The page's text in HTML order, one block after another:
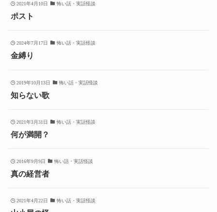
2021年4月10日 怖い話・実話怪談
ポスト
2024年7月17日 怖い話・実話怪談
金縛り
2019年10月13日 怖い話・実話怪談
知らない歌
2021年3月31日 怖い話・実話怪談
何が満開？
2016年9月9日 怖い話・実話怪談
真の経営者
2021年4月22日 怖い話・実話怪談